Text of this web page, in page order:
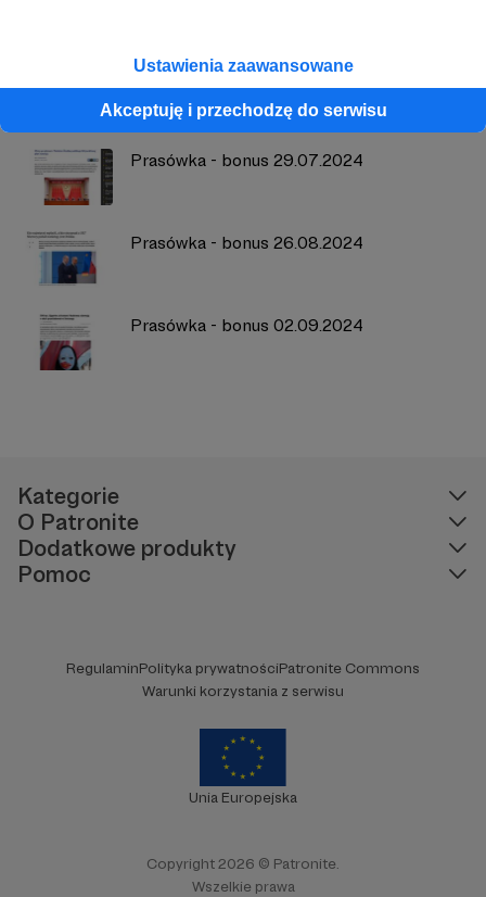
Ustawienia zaawansowane
Akceptuję i przechodzę do serwisu
Zobacz również
Prasówka - bonus 29.07.2024
Prasówka - bonus 26.08.2024
Prasówka - bonus 02.09.2024
Kategorie
O Patronite
Dodatkowe produkty
Pomoc
RegulaminPolityka prywatnościPatronite Commons
Warunki korzystania z serwisu
Unia Europejska
Copyright 2026 © Patronite.
Wszelkie prawa